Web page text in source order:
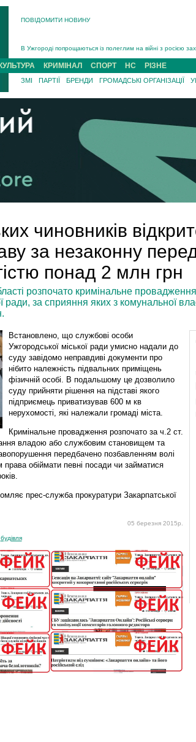
ПОВІДОМИТИ НОВИНУ
В Ужгороді попрощаються із полеглим на війні з росією
В Ужгороді 5 серпня попрощаються із захисником
Підтвердили загибель захисника із Нанкова на
На війні з рф поліг військовий з Виноградова Ігнат
На Хустщині внаслідок ДТП за участі трьох авто
Інструктора районного ТЦК на Закарпатті судитимуть за
КУЛЬТУРА КРИМІНАЛ СПОРТ НС РІЗНЕ
ЗМІ ПАРТІЇ БРЕНДИ ГРОМАДСЬКІ ОРГАНІЗАЦІЇ
чиновників
за незаконну
понад 2 млн грн
розпочато кримінальне
ради, за сприяння яких з комунальної
Встановлено, що службові особи
Ужгородської міської ради умисно надали до
суду завідомо неправдиві документи про
нібито належність підвальних приміщень
фізичній особі. В подальшому це дозволило
суду прийняти рішення на підставі якого
підприємець приватизував 600 м кв
нерухомості, які належали громаді міста.
Кримінальне провадження розпочато за ч.2 ст.
владою або службовим становищем та
передбачено позбавленням волі
права обіймати певні посади чи займатися
прес-служба прокуратури Закарпатської
05 березня 2015р.
будівля